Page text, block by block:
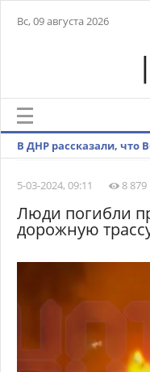
Вс, 09 августа 2026
В ДНР рассказали, что
5-03-2024, 09:11
8 879
Люди погибли
дорожную